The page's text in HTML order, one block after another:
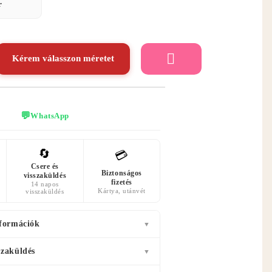
Kérem válasszon méretet
💬WhatsApp
🔄
Csere és
visszaküldés
14 napos
visszaküldés
💳
Biztonságos
fizetés
Kártya, utánvét
▼
▼